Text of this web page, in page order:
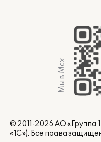
Мы в Max
© 2011-2026 АО «Группа
«1С»). Все права